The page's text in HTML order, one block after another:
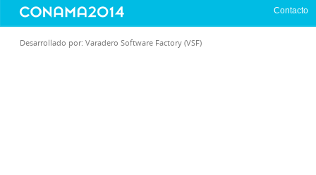
Contacto
Desarrollado por: Varadero Software Factory (VSF)